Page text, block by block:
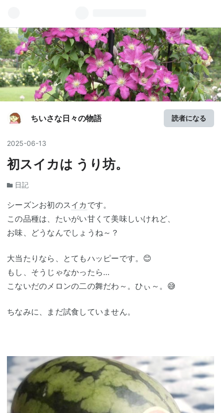
ちいさな日々の物語 読者になる
2025-06-13
初スイカは うり坊。
日記
シーズンお初のスイカ です。
この品種は、たいがい甘くて美味しいけれど、
お味、どうなんでしょうね～？
大当たりなら、とてもハッピーです。😊
もし、そうじゃなかったら…
こないだのメロンの二の舞だわ～。ひぃ～。😅
ちなみに、まだ試食していません。